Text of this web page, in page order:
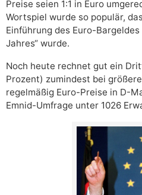
Preise seien 1:1 in Euro
Wortspiel wurde so populär,
Einführung des Euro-
Jahres“ wurde.
Noch heute rechnet gut ein
Prozent) zumindest bei
regelmäßig Euro-Preise in D-
Emnid-Umfrage unter 1026